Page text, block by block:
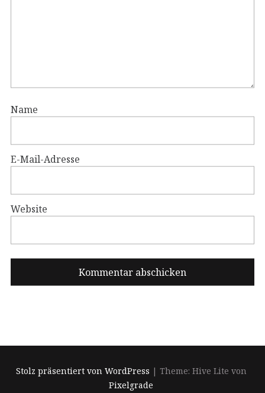
Name
E-Mail-Adresse
Website
Stolz präsentiert von WordPress | Theme: Hive Lite von
Pixelgrade